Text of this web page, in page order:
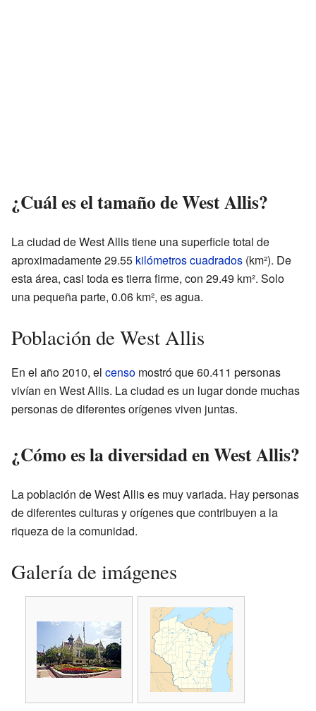
¿Cuál es el tamaño de West Allis?
La ciudad de West Allis tiene una superficie total de
aproximadamente 29.55 kilómetros cuadrados (km²). De
esta área, casi toda es tierra firme, con 29.49 km². Solo
una pequeña parte, 0.06 km², es agua.
Población de West Allis
En el año 2010, el censo mostró que 60.411 personas
vivían en West Allis. La ciudad es un lugar donde muchas
personas de diferentes orígenes viven juntas.
¿Cómo es la diversidad en West Allis?
La población de West Allis es muy variada. Hay personas
de diferentes culturas y orígenes que contribuyen a la
riqueza de la comunidad.
Galería de imágenes